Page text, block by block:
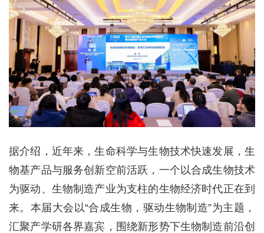
据介绍，近年来，生命科学与生物技术快速发展，生
物基产品与服务创新空前活跃，一个以合成生物技术
为驱动、生物制造产业为支柱的生物经济时代正在到
来。本届大会以“合成生物，驱动生物制造”为主题，
汇聚产学研各界嘉宾，围绕新形势下生物制造前沿创